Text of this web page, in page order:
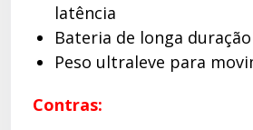
latência
Bateria de longa duração
Peso ultraleve para
Contras: